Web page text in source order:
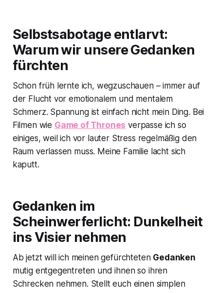
Selbstsabotage entlarvt:
Warum wir unsere Gedanken
fürchten
Schon früh lernte ich, wegzuschauen – immer auf
der Flucht vor emotionalem und mentalem
Schmerz. Spannung ist einfach nicht mein Ding. Bei
Filmen wie Game of Thrones verpasse ich so
einiges, weil ich vor lauter Stress regelmäßig den
Raum verlassen muss. Meine Familie lacht sich
kaputt.
Gedanken im
Scheinwerferlicht: Dunkelheit
ins Visier nehmen
Ab jetzt will ich meinen gefürchteten Gedanken
mutig entgegentreten und ihnen so ihren
Schrecken nehmen. Stellt euch einen simplen